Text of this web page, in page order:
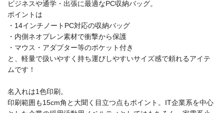
ビジネスや通学・出張に最適なPC収納バッグ。
ポイントは
・14インチノートPC対応の収納バッグ
・内側ネオプレン素材で衝撃から保護
・マウス・アダプター等のポケット付き
と、軽量で扱いやすく持ち運びしやすいサイズ感で頼れるアイテ
ムです！
名入れは1色印刷。
印刷範囲も15cm角と大聞く目立つ点もポイント。IT企業系を中心